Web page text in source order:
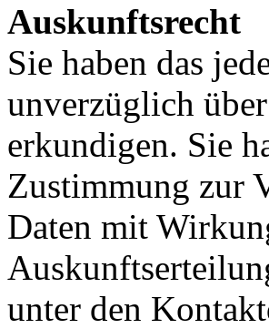
Auskunftsrecht
Sie haben das
unverzüglich
erkundigen. Sie
Zustimmung zur
Daten mit
unter den